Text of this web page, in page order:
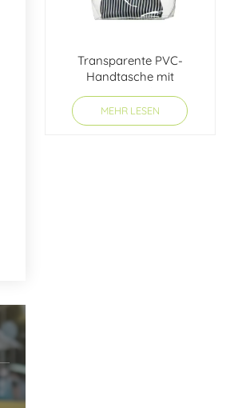
Transparente PVC-
Handtasche mit
MEHR LESEN